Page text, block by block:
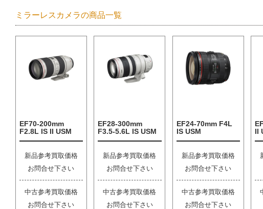
ミラーレスカメラの商品一覧
EF70-200mm
F2.8L IS II USM
新品参考買取価格
お問合せ下さい
中古参考買取価格
お問合せ下さい
EF28-300mm
F3.5-5.6L IS USM
新品参考買取価格
お問合せ下さい
中古参考買取価格
お問合せ下さい
EF24-70mm F4L
IS USM
新品参考買取価格
お問合せ下さい
中古参考買取価格
お問合せ下さい
II